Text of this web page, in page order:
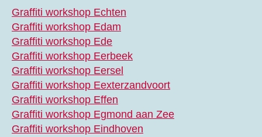
Graffiti workshop Echten
Graffiti workshop Edam
Graffiti workshop Ede
Graffiti workshop Eerbeek
Graffiti workshop Eersel
Graffiti workshop Eexterzandvoort
Graffiti workshop Effen
Graffiti workshop Egmond aan Zee
Graffiti workshop Eindhoven